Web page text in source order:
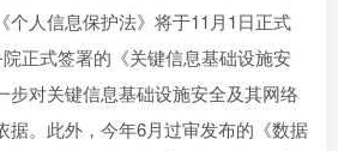
个人信息保护法》将于11月1日正式
正式签署的《关键信息基础设施安
步对关键信息基础设施安全及其网络
据。此外，今年6月过审发布的《数据